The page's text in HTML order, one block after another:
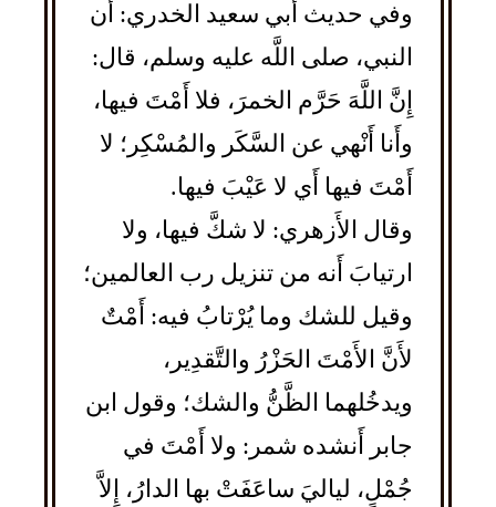
وفي حديث أَبي سعيد الخدري: أَن
النبي، صلى اللَّه عليه وسلم، قال:
إِنَّ اللَّهَ حَرَّم الخمرَ، فلا أَمْتَ فيها،
وأَنا أَنْهي عن السَّكَر والمُسْكِر؛ لا
أَمْتَ فيها أَي لا عَيْبَ فيها.
وقال الأَزهري: لا شكَّ فيها، ولا
ارتيابَ أَنه من تنزيل رب العالمين؛
وقيل للشك وما يُرْتابُ فيه: أَمْتٌ
لأَنَّ الأَمْتَ الحَزْرُ والتَّقدِير،
ويدخُلهما الظَّنُّ والشك؛ وقول ابن
جابر أَنشده شمر: ولا أَمْتَ في
جُمْلٍ، لياليَ ساعَفَتْ بها الدارُ، إِلاَّ